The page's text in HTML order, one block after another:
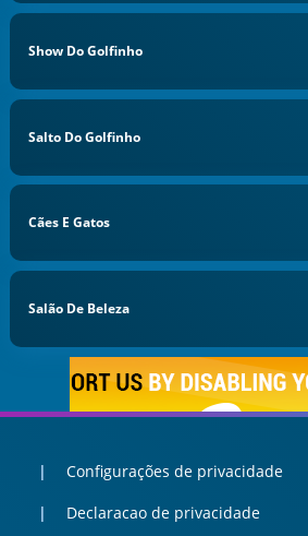
Show Do Golfinho
Salto Do Golfinho
Cães E Gatos
Salão De Beleza
Configurações de privacidade
Declaracao de privacidade